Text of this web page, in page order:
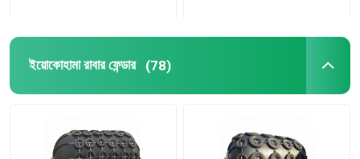
মুরিং বোলার্ডস
ইয়োকোহামা রাবার ফেন্ডার (78)